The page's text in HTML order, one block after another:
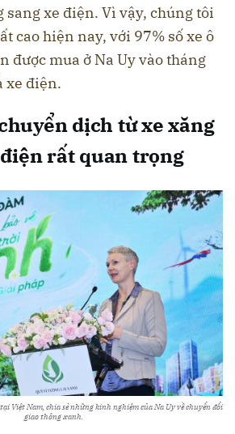
sang xe điện. Vì vậy, chúng tôi
cao hiện nay, với 97% số xe ô
được mua ở Na Uy vào tháng
xe điện.
dịch từ xe xăng
rất quan trọng
Việt Nam, chia sẻ những kinh nghiệm của Na Uy về chuyển đổi
giao thông xanh.